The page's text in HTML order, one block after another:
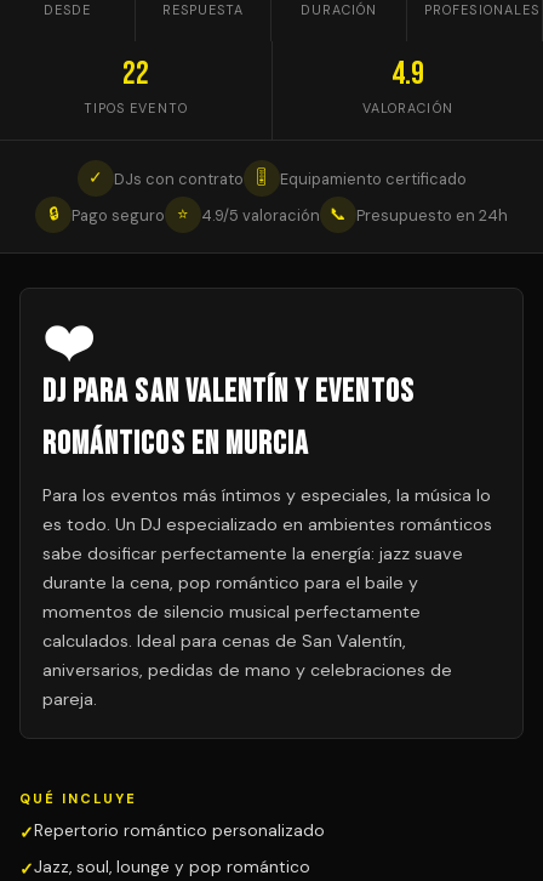
DESDE RESPUESTA DURACIÓN PROFESIONALES
22
TIPOS EVENTO
4.9
VALORACIÓN
✓ DJs con contrato 🎚
Equipamiento certificado
🔒
Pago seguro ⭐ 4.9/5 valoración 📞 Presupuesto en 24h
❤️
DJ para San Valentín y Eventos
Románticos en Murcia
Para los eventos más íntimos y especiales, la música lo
es todo. Un DJ especializado en ambientes románticos
sabe dosificar perfectamente la energía: jazz suave
durante la cena, pop romántico para el baile y
momentos de silencio musical perfectamente
calculados. Ideal para cenas de San Valentín,
aniversarios, pedidas de mano y celebraciones de
pareja.
QUÉ INCLUYE
Repertorio romántico personalizado
Jazz, soul, lounge y pop romántico